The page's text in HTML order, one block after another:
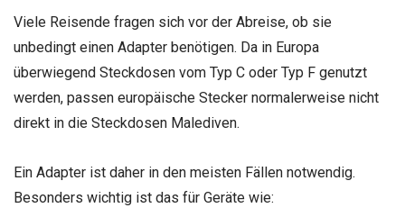
Viele Reisende fragen sich vor der Abreise, ob sie
unbedingt einen Adapter benötigen. Da in Europa
überwiegend Steckdosen vom Typ C oder Typ F genutzt
werden, passen europäische Stecker normalerweise nicht
direkt in die Steckdosen Malediven.
Ein Adapter ist daher in den meisten Fällen notwendig.
Besonders wichtig ist das für Geräte wie: